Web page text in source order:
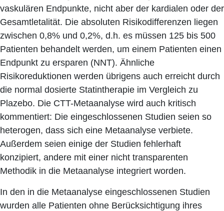
vaskulären Endpunkte, nicht aber der kardialen oder der
Gesamtletalität. Die absoluten Risikodifferenzen liegen
zwischen 0,8% und 0,2%, d.h. es müssen 125 bis 500
Patienten behandelt werden, um einem Patienten einen
Endpunkt zu ersparen (NNT). Ähnliche
Risikoreduktionen werden übrigens auch erreicht durch
die normal dosierte Statintherapie im Vergleich zu
Plazebo. Die CTT-Metaanalyse wird auch kritisch
kommentiert: Die eingeschlossenen Studien seien so
heterogen, dass sich eine Metaanalyse verbiete.
Außerdem seien einige der Studien fehlerhaft
konzipiert, andere mit einer nicht transparenten
Methodik in die Metaanalyse integriert worden.
In den in die Metaanalyse eingeschlossenen Studien
wurden alle Patienten ohne Berücksichtigung ihres